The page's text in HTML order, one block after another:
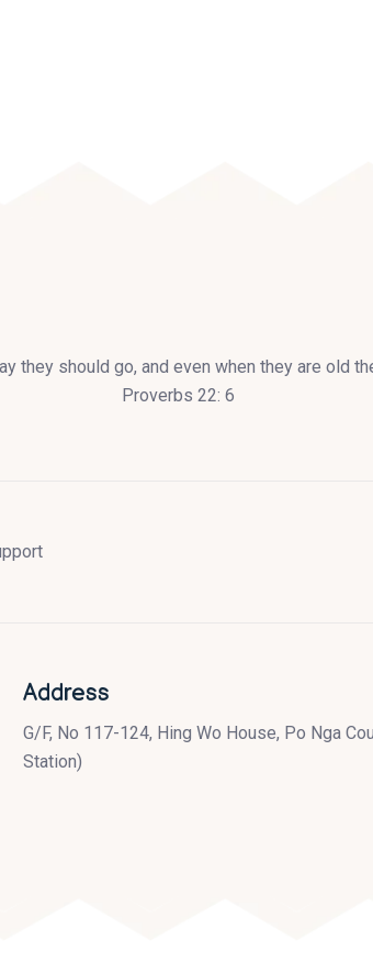
they should go, and even when they are old
Proverbs 22: 6
Address
G/F, No 117-124, Hing Wo House, Po Nga
Station)